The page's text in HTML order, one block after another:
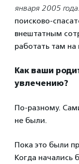
января 2005
поисково-
внештатным
работать там на
Как ваши
увлечению?
По-разному.
не были.
Пока это были
Когда начались